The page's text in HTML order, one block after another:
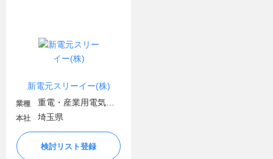
新電元スリーイー(株)
業種
本社 埼玉県
検討リスト登録